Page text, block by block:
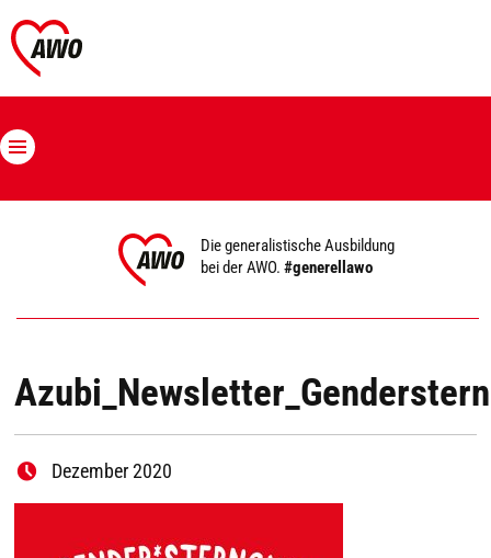
Die generalistische Ausbildung
bei der AWO.#generellawo
Dezember 2020